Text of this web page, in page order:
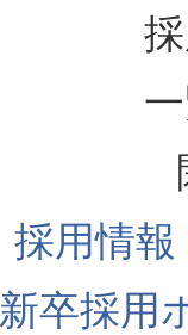
採用情
新卒採用